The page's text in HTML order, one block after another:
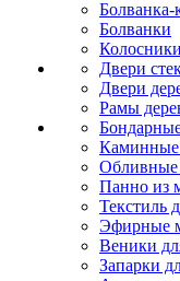
Болванки
Двери
Двери
Рамы
Каминные
Обливные
Панно из
Текстиль
Эфирные
Веники
Запарки